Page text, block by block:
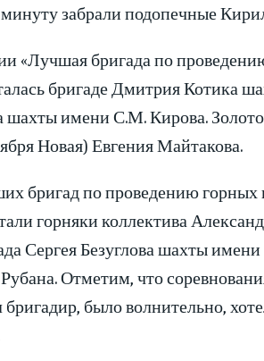
забрали подопечные
«Лучшая бригада по
бригаде Дмитрия Котика
шахты имени С.М. Кирова.
Новая) Евгения Майтакова.
бригад по проведению
горняки коллектива
Сергея Безуглова шахты
Отметим, что
бригадир, было волнительно,